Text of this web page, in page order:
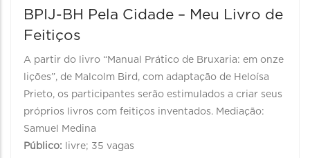
BPIJ-BH Pela Cidade – Meu Livro de
Feitiços
A partir do livro “Manual Prático de Bruxaria: em onze
lições”, de Malcolm Bird, com adaptação de Heloísa
Prieto, os participantes serão estimulados a criar seus
próprios livros com feitiços inventados. Mediação:
Samuel Medina
Público:
livre; 35 vagas